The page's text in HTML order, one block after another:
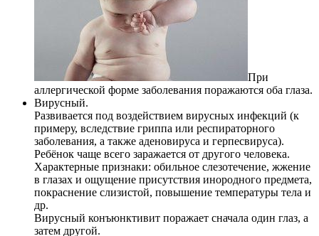
При
аллергической форме заболевания поражаются оба глаза.
Вирусный.
Развивается под воздействием вирусных инфекций (к
примеру, вследствие гриппа или респираторного
заболевания, а также аденовируса и герпесвируса).
Ребёнок чаще всего заражается от другого человека.
Характерные признаки: обильное слезотечение, жжение
в глазах и ощущение присутствия инородного предмета,
покраснение слизистой, повышение температуры тела и
др.
Вирусный конъюнктивит поражает сначала один глаз, а
затем другой.